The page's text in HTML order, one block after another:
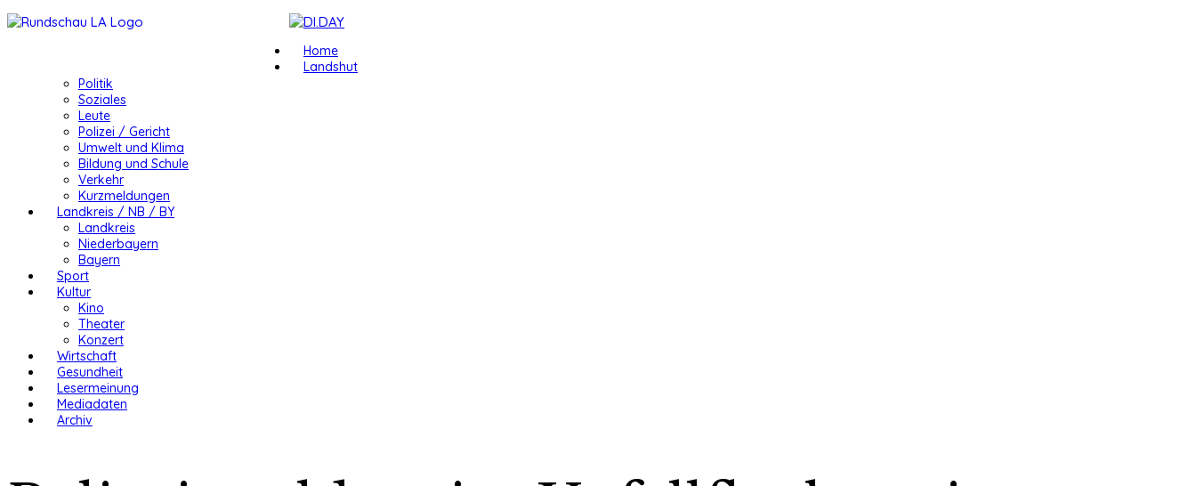
Home
Landshut
Politik
Soziales
Leute
Polizei / Gericht
Umwelt und Klima
Bildung und Schule
Verkehr
Kurzmeldungen
Landkreis / NB / BY
Landkreis
Niederbayern
Bayern
Sport
Kultur
Kino
Theater
Konzert
Wirtschaft
Gesundheit
Lesermeinung
Mediadaten
Archiv